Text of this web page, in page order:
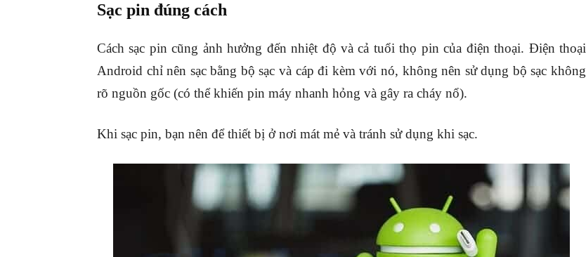
Sạc pin đúng cách
Cách sạc pin cũng ảnh hưởng đến nhiệt độ và cả tuổi thọ pin của điện thoại. Điện thoại
Android chỉ nên sạc bằng bộ sạc và cáp đi kèm với nó, không nên sử dụng bộ sạc không
rõ nguồn gốc (có thể khiến pin máy nhanh hỏng và gây ra cháy nổ).
Khi sạc pin, bạn nên để thiết bị ở nơi mát mẻ và tránh sử dụng khi sạc.